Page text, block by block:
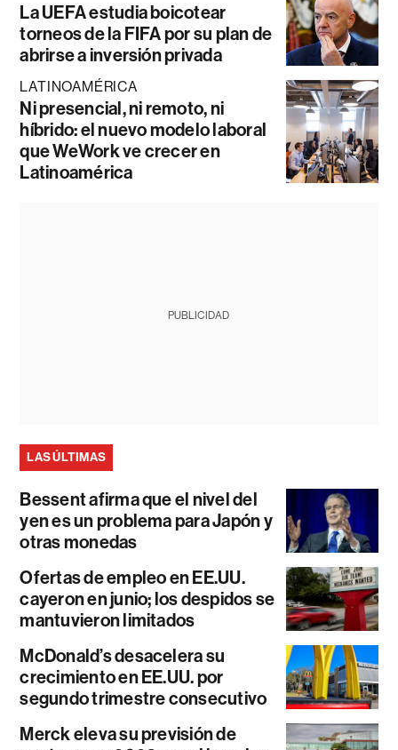
La UEFA estudia boicotear
torneos de la FIFA por su plan de
abrirse a inversión privada
LATINOAMÉRICA
Ni presencial, ni remoto, ni
híbrido: el nuevo modelo laboral
que WeWork ve crecer en
Latinoamérica
PUBLICIDAD
LAS ÚLTIMAS
Bessent afirma que el nivel del
yen es un problema para Japón y
otras monedas
Ofertas de empleo en EE.UU.
cayeron en junio; los despidos se
mantuvieron limitados
McDonald’s desacelera su
crecimiento en EE.UU. por
segundo trimestre consecutivo
Merck eleva su previsión de